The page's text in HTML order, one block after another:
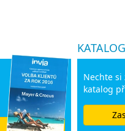
Nechte si
katalog